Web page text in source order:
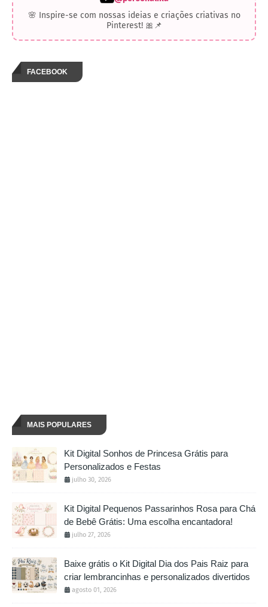
🌸 Inspire-se com nossas ideias e criações criativas no
Pinterest! 🎀📌
FACEBOOK
MAIS POPULARES
Kit Digital Sonhos de Princesa Grátis para
Personalizados e Festas
julho 30, 2026
Kit Digital Pequenos Passarinhos Rosa para Chá
de Bebê Grátis: Uma escolha encantadora!
julho 27, 2026
Baixe grátis o Kit Digital Dia dos Pais Raiz para
criar lembrancinhas e personalizados divertidos
agosto 01, 2026